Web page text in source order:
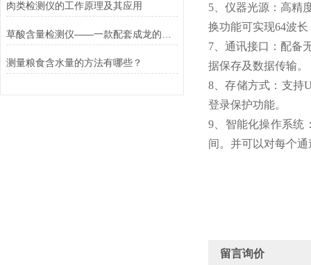
肉类检测仪的工作原理及其应用
测量粮食含水量的方法有哪些？
5、仪器光源：高精
换功能可实现64波
7、通讯接口：配备
据保存及数据传输。
8、存储方式：支持
登录保护功能。
9、智能化操作系统
间。并可以对每个
留言询价